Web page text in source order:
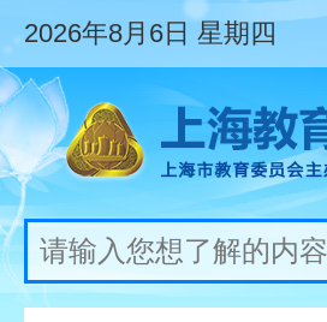
2026年8月6日 星期四